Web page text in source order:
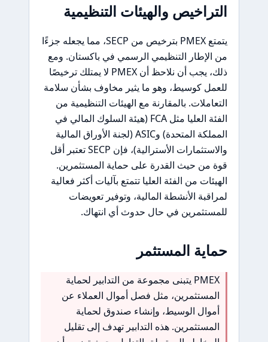
التراخيص والهيئات التنظيمية
يتمتع PMEX بترخيص من SECP، مما يجعله جزءًا
من الإطار التنظيمي الرسمي في باكستان. ومع
ذلك، يجب أن نلاحظ أن PMEX لا يمتلك ترخيصًا
للعمل كوسيط، وهو ما يثير مخاوف بشأن سلامة
التعاملات. بالمقارنة مع الهيئات التنظيمية من
الفئة العليا مثل FCA (هيئة السلوك المالي في
المملكة المتحدة) وASIC (لجنة الأوراق المالية
والاستثمارات الأسترالية)، فإن SECP تعتبر أقل
قوة من حيث القدرة على حماية المستثمرين.
الهيئات من الفئة العليا تتمتع بآليات أكثر فعالية
لمراقبة الأنشطة المالية، وتوفير تعويضات
للمستثمرين في حال حدوث أي انتهاك.
حماية المستثمر
PMEX يتبنى مجموعة من التدابير لحماية
المستثمرين، مثل فصل أموال العملاء عن
أموال الوسيط، وإنشاء صندوق لحماية
المستثمرين. هذه التدابير تهدف إلى تقليل